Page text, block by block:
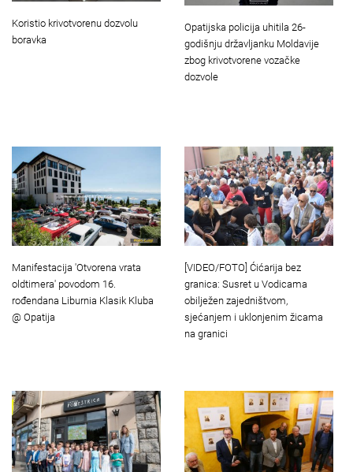
Koristio krivotvorenu dozvolu
boravka
Opatijska policija uhitila 26-
godišnju državljanku Moldavije
zbog krivotvorene vozačke
dozvole
Manifestacija 'Otvorena vrata
oldtimera' povodom 16.
rođendana Liburnia Klasik Kluba
@ Opatija
[VIDEO/FOTO] Ćićarija bez
granica: Susret u Vodicama
obilježen zajedništvom,
sjećanjem i uklonjenim žicama
na granici